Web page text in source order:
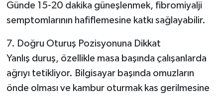
Günde 15-20 dakika güneşlenmek, fibromiyalji
semptomlarının hafiflemesine katkı sağlayabilir.
7. Doğru Oturuş Pozisyonuna Dikkat
Yanlış duruş, özellikle masa başında çalışanlarda
ağrıyı tetikliyor. Bilgisayar başında omuzların
önde olması ve kambur oturmak kas gerilmesine